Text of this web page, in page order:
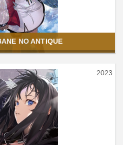
NO ANTIQUE
2023